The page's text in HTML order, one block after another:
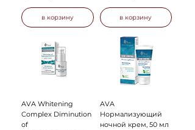
в корзину в корзину
AVA Whitening
Complex Diminution
of
AVA
Нормализующий
ночной крем, 50 мл